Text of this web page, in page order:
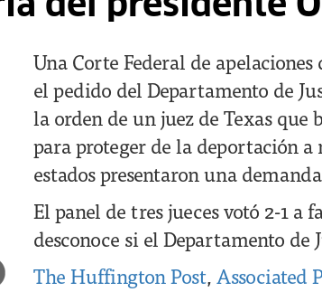
Una Corte Federal de
el pedido del Departamento de
la orden de un juez de Texas que
para proteger de la deportación
estados presentaron una
El panel de tres jueces votó 2-1 a
desconoce si el Departamento
The Huffington Post, Associated